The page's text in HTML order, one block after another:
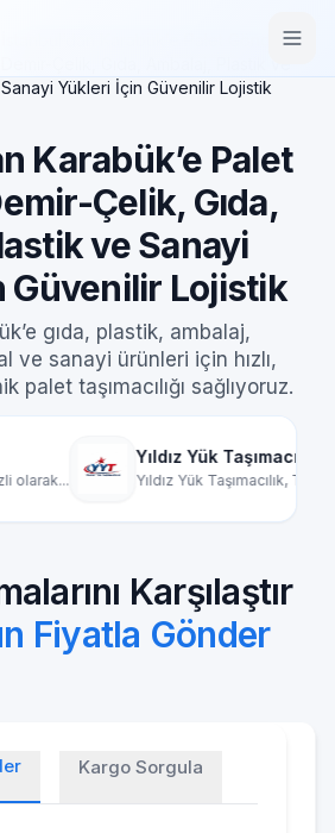
İstanbul’dan Karabük’e Palet Gönder –
Sanayi Yükleri İçin Güvenilir Lojistik
Karabük’e Palet
Çelik, Gıda,
ve Sanayi
Güvenilir Lojistik
gıda, plastik, ambalaj,
ve sanayi ürünleri için hızlı,
palet taşımacılığı sağlıyoruz.
Türkiye genelinde par...
Mardin
Mardin
Karşılaştır
Fiyatla Gönder
Kargo Sorgula